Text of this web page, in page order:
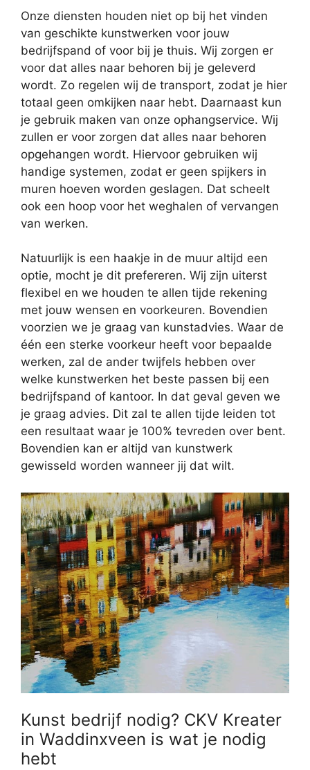
Onze diensten houden niet op bij het vinden
van geschikte kunstwerken voor jouw
bedrijfspand of voor bij je thuis. Wij zorgen er
voor dat alles naar behoren bij je geleverd
wordt. Zo regelen wij de transport, zodat je hier
totaal geen omkijken naar hebt. Daarnaast kun
je gebruik maken van onze ophangservice. Wij
zullen er voor zorgen dat alles naar behoren
opgehangen wordt. Hiervoor gebruiken wij
handige systemen, zodat er geen spijkers in
muren hoeven worden geslagen. Dat scheelt
ook een hoop voor het weghalen of vervangen
van werken.
Natuurlijk is een haakje in de muur altijd een
optie, mocht je dit prefereren. Wij zijn uiterst
flexibel en we houden te allen tijde rekening
met jouw wensen en voorkeuren. Bovendien
voorzien we je graag van kunstadvies. Waar de
één een sterke voorkeur heeft voor bepaalde
werken, zal de ander twijfels hebben over
welke kunstwerken het beste passen bij een
bedrijfspand of kantoor. In dat geval geven we
je graag advies. Dit zal te allen tijde leiden tot
een resultaat waar je 100% tevreden over bent.
Bovendien kan er altijd van kunstwerk
gewisseld worden wanneer jij dat wilt.
Kunst bedrijf nodig? CKV Kreater
in Waddinxveen is wat je nodig
hebt